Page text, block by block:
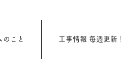
のこと 工事情報 毎週更新！